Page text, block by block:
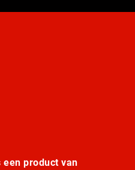
product van